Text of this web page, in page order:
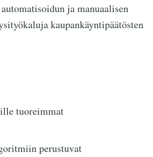
ja manuaalisen
kaupankäyntipäätösten
tuoreimmat
perustuvat